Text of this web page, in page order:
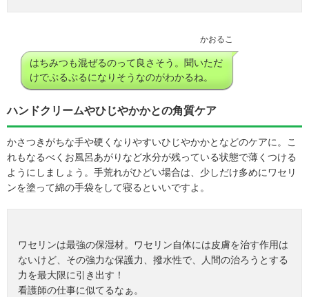
かおるこ
はちみつも混ぜるのって良さそう。聞いただ
けでぷるぷるになりそうなのがわかるね。
ハンドクリームやひじやかかとの角質ケア
かさつきがちな手や硬くなりやすいひじやかかとなどのケアに。こ
れもなるべくお風呂あがりなど水分が残っている状態で薄くつける
ようにしましょう。手荒れがひどい場合は、少しだけ多めにワセリ
ンを塗って綿の手袋をして寝るといいですよ。
ワセリンは最強の保湿材。ワセリン自体には皮膚を治す作用は
ないけど、その強力な保護力、撥水性で、人間の治ろうとする
力を最大限に引き出す！
看護師の仕事に似てるなぁ。